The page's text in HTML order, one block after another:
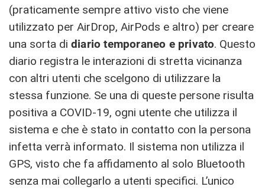
(praticamente sempre attivo visto che viene
utilizzato per AirDrop, AirPods e altro) per creare
una sorta di diario temporaneo e privato. Questo
diario registra le interazioni di stretta vicinanza
con altri utenti che scelgono di utilizzare la
stessa funzione. Se una di queste persone risulta
positiva a COVID-19, ogni utente che utilizza il
sistema e che è stato in contatto con la persona
infetta verrà informato. Il sistema non utilizza il
GPS, visto che fa affidamento al solo Bluetooth
senza mai collegarlo a utenti specifici. L’unico